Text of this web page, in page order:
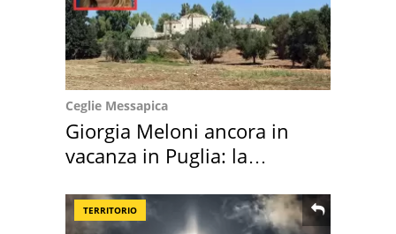
Ceglie Messapica
Giorgia Meloni ancora in
vacanza in Puglia: la
TERRITORIO